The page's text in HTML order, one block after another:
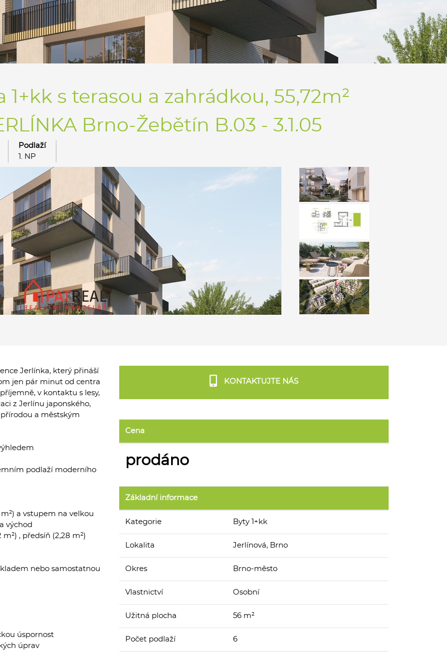
s terasou a zahrádkou, 55,72m²
Brno-Žebětín B.03 - 3.1.05
Podlaží
1. NP
Jerlínka, který přináší
jen pár minut od centra
v kontaktu s lesy,
z Jerlínu japonského,
a městským
podlaží moderního
a vstupem na velkou
východ
, předsíň (2,28 m²)
nebo samostatnou
úspornost
úprav
KONTAKTUJTE NÁS
Cena
prodáno
Základní informace
Kategorie Byty 1+kk
Lokalita Jerlínová, Brno
Okres Brno-město
Vlastnictví Osobní
Užitná plocha 56 m²
Počet podlaží 6